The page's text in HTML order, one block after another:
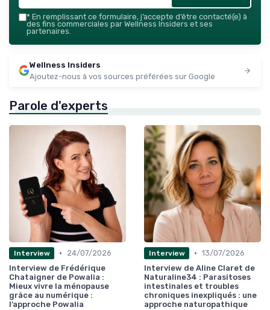
* En remplissant ce formulaire, j’accepte d’être contacté(e) à
des fins commerciales par Wellness Insiders et ses
partenaires.
Wellness Insiders
Ajoutez-nous à vos sources préférées sur Google
Parole d'experts
Interview •
24/07/2026
Interview de Frédérique
Chataigner de Powalia :
Mieux vivre la ménopause
grâce au numérique :
l’approche Powalia
Interview • 13/07/2026
Interview de Aline Claret de
Naturaline34 : Parasitoses
intestinales et troubles
chroniques inexpliqués : une
approche naturopathique